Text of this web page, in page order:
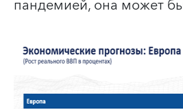
пандемией, она может